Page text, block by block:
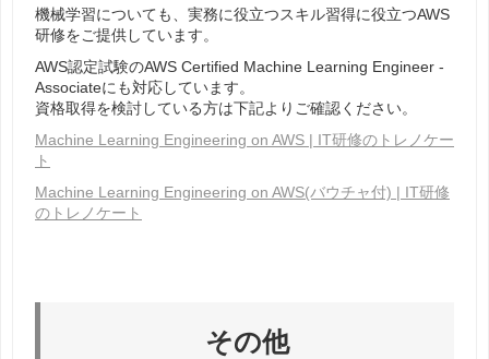
機械学習についても、実務に役立つスキル習得に役立つAWS
研修をご提供しています。
AWS認定試験のAWS Certified Machine Learning Engineer -
Associateにも対応しています。
資格取得を検討している方は下記よりご確認ください。
Machine Learning Engineering on AWS | IT研修のトレノケー
ト
Machine Learning Engineering on AWS(バウチャ付) | IT研修
のトレノケート
その他